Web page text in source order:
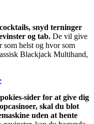
snyd terninger
og tab. De vil give
som helst og hvor som
Blackjack Multihand,
sider for at give dig
skal du blot
uden at hente